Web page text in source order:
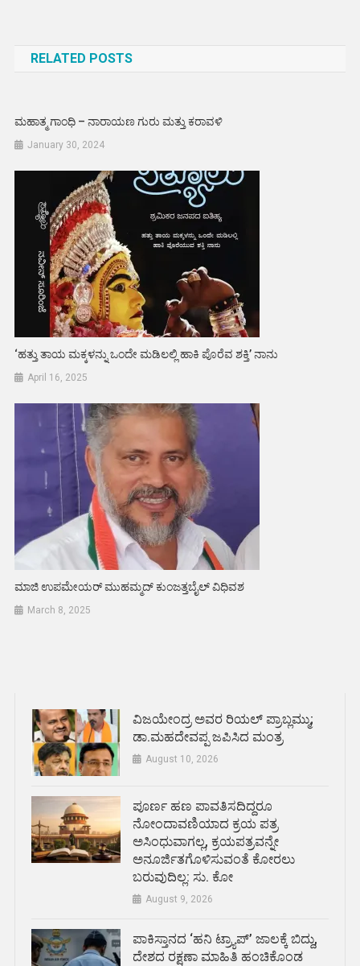
RELATED POSTS
ಮಹಾತ್ಮ ಗಾಂಧಿ – ನಾರಾಯಣ ಗುರು ಮತ್ತು ಕರಾವಳಿ
January 30, 2024
‘ಹತ್ತು ತಾಯ ಮಕ್ಕಳನ್ನು ಒಂದೇ ಮಡಿಲಲ್ಲಿ ಹಾಕಿ ಪೊರೆವ ಶಕ್ತಿ’ ನಾನು
April 16, 2025
ಮಾಜಿ ಉಪಮೇಯರ್ ಮುಹಮ್ಮದ್ ಕುಂಜತ್ತಬೈಲ್ ವಿಧಿವಶ
March 8, 2025
ವಿಜಯೇಂದ್ರ ಅವರ ರಿಯಲ್ ಪ್ರಾಬ್ಲಮ್ಮು;
ಡಾ.ಮಹದೇವಪ್ಪ ಜಪಿಸಿದ ಮಂತ್ರ
August 10, 2026
ಪೂರ್ಣ ಹಣ ಪಾವತಿಸದಿದ್ದರೂ
ನೋಂದಾವಣಿಯಾದ ಕ್ರಯ ಪತ್ರ
ಅಸಿಂಧುವಾಗಲ್ಲ, ಕ್ರಯಪತ್ರವನ್ನೇ
ಅನೂರ್ಜಿತಗೊಳಿಸುವಂತೆ ಕೋರಲು
ಬರುವುದಿಲ್ಲ: ಸು. ಕೋ
August 9, 2026
ಪಾಕಿಸ್ತಾನದ ‘ಹನಿ ಟ್ರ್ಯಾಪ್’ ಜಾಲಕ್ಕೆ ಬಿದ್ದು,
ದೇಶದ ರಕ್ಷಣಾ ಮಾಹಿತಿ ಹಂಚಿಕೊಂಡ